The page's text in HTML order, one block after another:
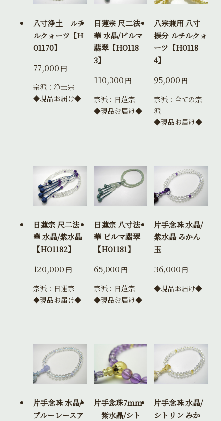
八寸浄土 ルチ
ルクォーツ【H
O1170】
77,000 円
宗派：浄土宗
◆現品お届け◆
日蓮宗 尺二法
華 水晶/ビルマ
翡翠【HO118
3】
110,000 円
宗派：日蓮宗
◆現品お届け◆
八宗兼用 八寸
振分 ルチルクォ
ーツ【HO118
4】
95,000 円
宗派：全ての宗
派
◆現品お届け◆
日蓮宗 尺二法
華 水晶/紫水晶
【HO1182】
120,000 円
宗派：日蓮宗
◆現品お届け◆
日蓮宗 八寸法
華 ビルマ翡翠
【HO1181】
65,000 円
宗派：日蓮宗
◆現品お届け◆
片手念珠 水晶/
紫水晶 みかん
玉
36,000 円
◆現品お届け◆
片手念珠 水晶/
ブルーレースア
片手念珠7mm
紫水晶/シト
片手念珠 水晶/
シトリン みか